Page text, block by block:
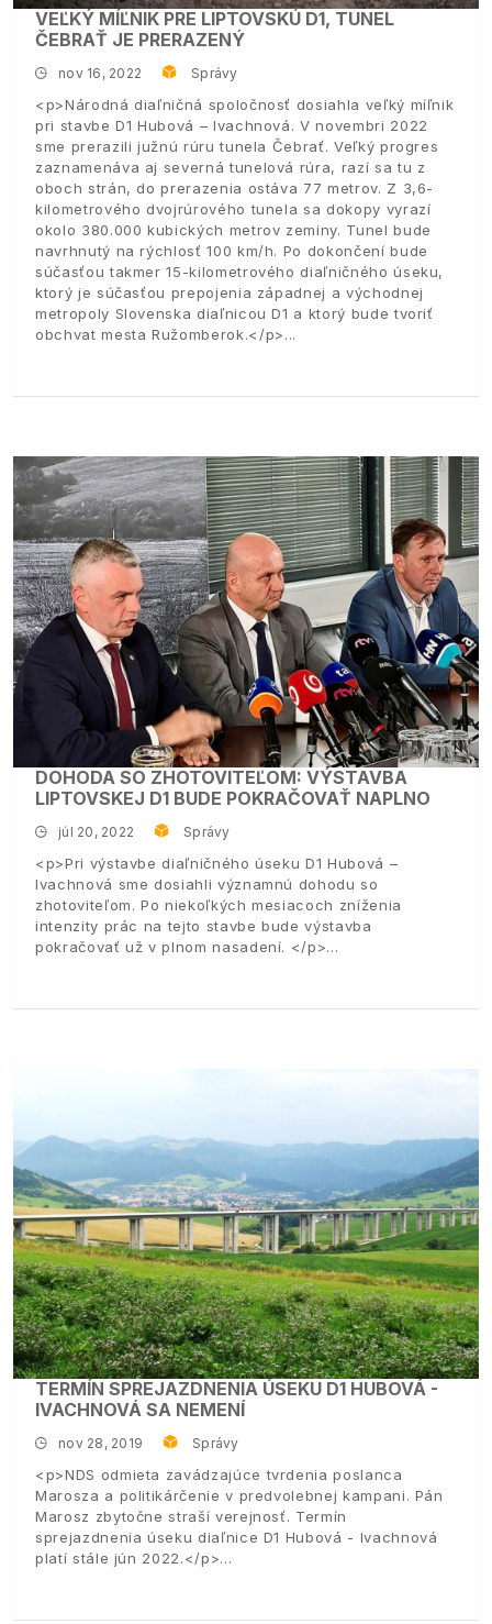
VEĽKÝ MÍĽNIK PRE LIPTOVSKÚ D1, TUNEL
ČEBRAŤ JE PRERAZENÝ
nov 16, 2022 Správy
<p>Národná diaľničná spoločnosť dosiahla veľký míľnik
pri stavbe D1 Hubová – Ivachnová. V novembri 2022
sme prerazili južnú rúru tunela Čebrať. Veľký progres
zaznamenáva aj severná tunelová rúra, razí sa tu z
oboch strán, do prerazenia ostáva 77 metrov. Z 3,6-
kilometrového dvojrúrového tunela sa dokopy vyrazí
okolo 380.000 kubických metrov zeminy. Tunel bude
navrhnutý na rýchlosť 100 km/h. Po dokončení bude
súčasťou takmer 15-kilometrového diaľničného úseku,
ktorý je súčasťou prepojenia západnej a východnej
metropoly Slovenska diaľnicou D1 a ktorý bude tvoriť
obchvat mesta Ružomberok.</p>
DOHODA SO ZHOTOVITEĽOM: VÝSTAVBA
LIPTOVSKEJ D1 BUDE POKRAČOVAŤ NAPLNO
júl 20, 2022 Správy
<p>Pri výstavbe diaľničného úseku D1 Hubová –
Ivachnová sme dosiahli významnú dohodu so
zhotoviteľom. Po niekoľkých mesiacoch zníženia
intenzity prác na tejto stavbe bude výstavba
pokračovať už v plnom nasadení. </p>
TERMÍN SPREJAZDNENIA ÚSEKU D1 HUBOVÁ -
IVACHNOVÁ SA NEMENÍ
nov 28, 2019 Správy
<p>NDS odmieta zavádzajúce tvrdenia poslanca
Marosza a politikárčenie v predvolebnej kampani. Pán
Marosz zbytočne straší verejnosť. Termín
sprejazdnenia úseku diaľnice D1 Hubová - Ivachnová
platí stále jún 2022.</p>